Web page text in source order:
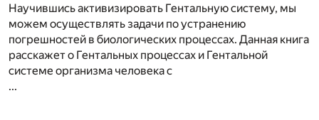
Научившись активизировать Гентальную систему, мы
можем осуществлять задачи по устранению
погрешностей в биологических процессах. Данная книга
расскажет о Гентальных процессах и Гентальной
системе организма человека с
...